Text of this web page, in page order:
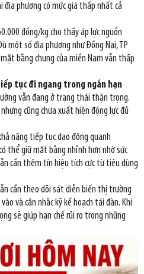
địa phương có mức giá thấp nhất cả
đồng/kg cho thấy áp lực nguồn
một số địa phương như Đồng Nai, TP
bằng chung của miền Nam vẫn thấp
tục đi ngang trong ngắn hạn
vẫn đang ở trạng thái thận trọng.
cũng chưa xuất hiện động lực đủ
năng tiếp tục dao động quanh
thể giữ mặt bằng nhỉnh hơn nhờ sức
cần thêm tín hiệu tích cực từ tiêu dùng
cần theo dõi sát diễn biến thị trường
và cân nhắc kỹ kế hoạch tái đàn. Khi
sẽ giúp hạn chế rủi ro trong những